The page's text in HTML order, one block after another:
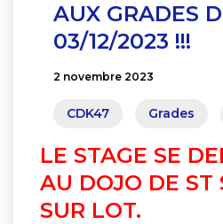
AUX GRADES
03/12/2023 !!!
2 novembre 2023
CDK47 Grades
LE STAGE SE
AU DOJO DE ST
SUR LOT.